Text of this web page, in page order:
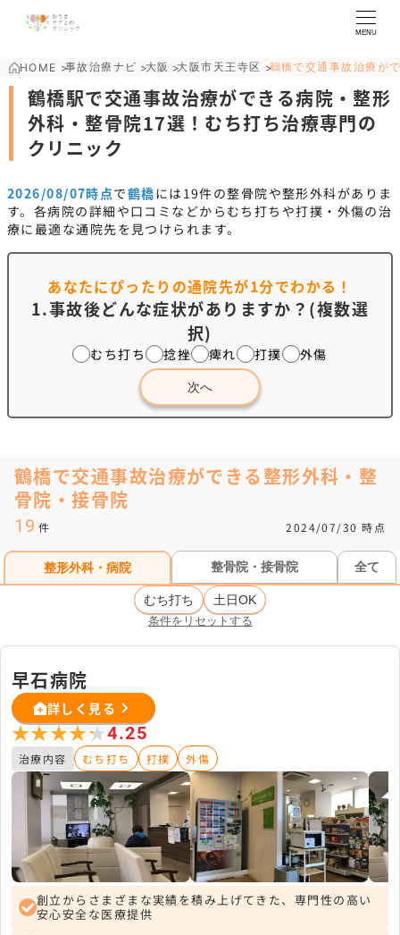
MENU
HOME >事故治療ナビ >大阪 >大阪市天王寺区 >鶴橋で交通事故治療が
鶴橋駅で交通事故治療ができる病院・整形
外科・整骨院17選！むち打ち治療専門の
クリニック
2026/08/07時点で鶴橋には 19件の整骨院や整形外科がありま
す。各病院の詳細や口コミなどからむち打ちや打撲・外傷の治
療に最適な通院先を見つけられます。
あなたにぴったりの通院先が1分でわかる！
1.事故後どんな症状がありますか？(複数選
択)
むち打ち 捻挫 痺れ 打撲 外傷
次へ
鶴橋で交通事故治療ができる整形外科・整
骨院・接骨院
19 件 2024/07/30 時点
整形外科・病院 整骨院・接骨院 全て
むち打ち 土日OK
条件をリセットする
早石病院
詳しく見る
★★★★★
★★★★★4.25
治療内容 むち打ち 打撲 外傷
創立からさまざまな実績を積み上げてきた、専門性の高い
安心安全な医療提供